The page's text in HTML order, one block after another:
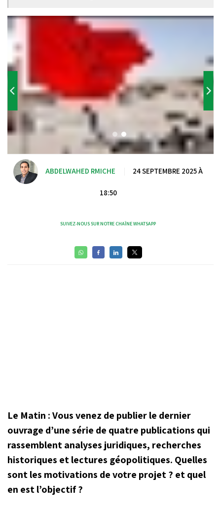
ABDELWAHED RMICHE 24 SEPTEMBRE 2025 À
18:50
SUIVEZ-NOUS SUR NOTRE CHAÎNE WHATSAPP
Le Matin : Vous venez de publier le dernier
ouvrage d’une série de quatre publications qui
rassemblent analyses juridiques, recherches
historiques et lectures géopolitiques. Quelles
sont les motivations de votre projet ? et quel
en est l’objectif ?